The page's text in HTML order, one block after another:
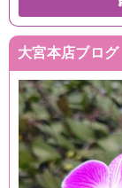
大宮本店ブログ